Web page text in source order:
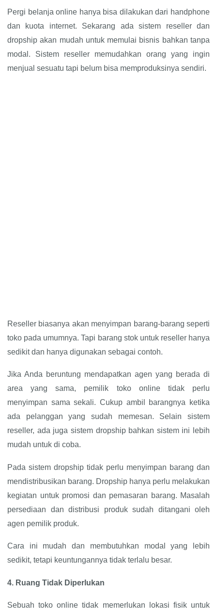
Pergi belanja online hanya bisa dilakukan dari handphone
dan kuota internet. Sekarang ada sistem reseller dan
dropship akan mudah untuk memulai bisnis bahkan tanpa
modal. Sistem reseller memudahkan orang yang ingin
menjual sesuatu tapi belum bisa memproduksinya sendiri.
Reseller biasanya akan menyimpan barang-barang seperti
toko pada umumnya. Tapi barang stok untuk reseller hanya
sedikit dan hanya digunakan sebagai contoh.
Jika Anda beruntung mendapatkan agen yang berada di
area yang sama, pemilik toko online tidak perlu
menyimpan sama sekali. Cukup ambil barangnya ketika
ada pelanggan yang sudah memesan. Selain sistem
reseller, ada juga sistem dropship bahkan sistem ini lebih
mudah untuk di coba.
Pada sistem dropship tidak perlu menyimpan barang dan
mendistribusikan barang. Dropship hanya perlu melakukan
kegiatan untuk promosi dan pemasaran barang. Masalah
persediaan dan distribusi produk sudah ditangani oleh
agen pemilik produk.
Cara ini mudah dan membutuhkan modal yang lebih
sedikit, tetapi keuntungannya tidak terlalu besar.
4. Ruang Tidak Diperlukan
Sebuah toko online tidak memerlukan lokasi fisik untuk